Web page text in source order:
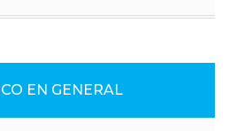
EN GENERAL